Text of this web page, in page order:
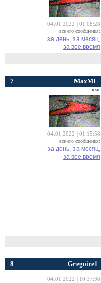
04.01.2022 | 01:08:28
все его сообщения:
за день, за месяц,
за все время
7 MaxML
кмс
04.01.2022 | 01:15:58
все его сообщения:
за день, за месяц,
за все время
8 Gregoire1
04.01.2022 | 10:37:36